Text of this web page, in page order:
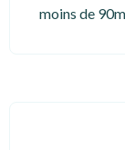
moins de